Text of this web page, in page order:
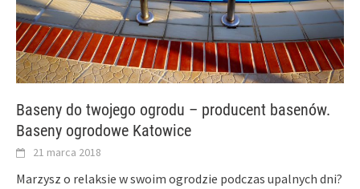
Baseny do twojego ogrodu – producent basenów.
Baseny ogrodowe Katowice
21 marca 2018
Marzysz o relaksie w swoim ogrodzie podczas upalnych dni?